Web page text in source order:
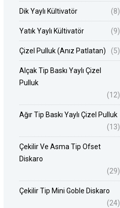
Dik Yaylı Kültivatör (8)
Yatık Yaylı Kültivatör (9)
Çizel Pulluk (Anız Patlatan) (5)
Alçak Tip Baskı Yaylı Çizel
Pulluk
(12)
Ağır Tip Baskı Yaylı Çizel Pulluk
(13)
Çekilir Ve Asma Tip Ofset
Diskaro
(29)
Çekilir Tip Mini Goble Diskaro
(24)